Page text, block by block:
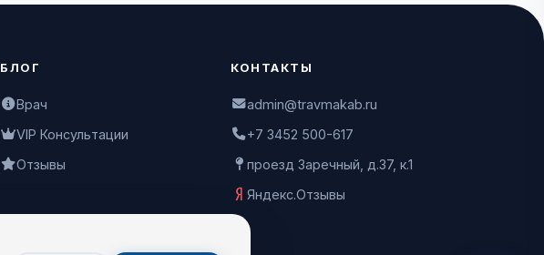
БЛОГ
Врач
VIP Консультации
Отзывы
КОНТАКТЫ
admin@travmakab.ru
+7 3452 500-617
проезд Заречный, д.37, к.1
Яндекс.Отзывы